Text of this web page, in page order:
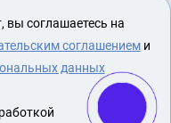
старше 18 лет!
вы соглашаетесь на
соглашениеми
данных